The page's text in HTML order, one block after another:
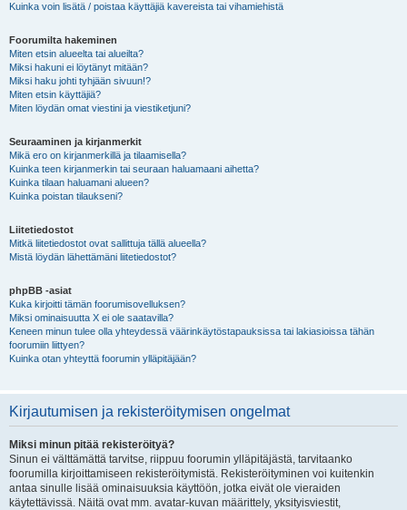
Kuinka voin lisätä / poistaa käyttäjiä kavereista tai vihamiehistä
Foorumilta hakeminen
Miten etsin alueelta tai alueilta?
Miksi hakuni ei löytänyt mitään?
Miksi haku johti tyhjään sivuun!?
Miten etsin käyttäjiä?
Miten löydän omat viestini ja viestiketjuni?
Seuraaminen ja kirjanmerkit
Mikä ero on kirjanmerkillä ja tilaamisella?
Kuinka teen kirjanmerkin tai seuraan haluamaani aihetta?
Kuinka tilaan haluamani alueen?
Kuinka poistan tilaukseni?
Liitetiedostot
Mitkä liitetiedostot ovat sallittuja tällä alueella?
Mistä löydän lähettämäni liitetiedostot?
phpBB -asiat
Kuka kirjoitti tämän foorumisovelluksen?
Miksi ominaisuutta X ei ole saatavilla?
Keneen minun tulee olla yhteydessä väärinkäytöstapauksissa tai lakiasioissa tähän
foorumiin liittyen?
Kuinka otan yhteyttä foorumin ylläpitäjään?
Kirjautumisen ja rekisteröitymisen ongelmat
Miksi minun pitää rekisteröityä?
Sinun ei välttämättä tarvitse, riippuu foorumin ylläpitäjästä, tarvitaanko
foorumilla kirjoittamiseen rekisteröitymistä. Rekisteröityminen voi kuitenkin
antaa sinulle lisää ominaisuuksia käyttöön, jotka eivät ole vieraiden
käytettävissä. Näitä ovat mm. avatar-kuvan määrittely, yksityisviestit,